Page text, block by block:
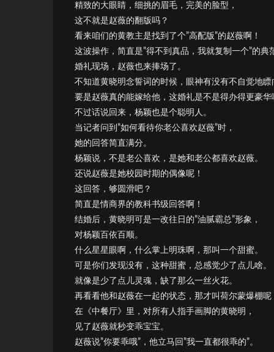
精致的大眼睛，细挑的眉毛，完美的脸型，
这不就是赵薇的翻版吗？
看来咱们的黄教主是找到了个”高配版”的赵薇啊！
这波操作，简直是”得不到真品，我就复制一个”的典
婚礼现场，赵薇也来捧场了。
不知道黄晓明念誓词的时候，眼神有没有不自觉地瞟
要是赵薇真的能嫁给他，这婚礼是不是得办得更豪华
不过话说回来，杨颖也是个聪明人。
当记者问到”如何看待你老公喜欢赵薇”时，
她的回答简直满分。
杨颖说，不是老公喜欢，是她和老公都喜欢赵薇。
还说赵薇是她校园时期的偶像呢！
这回答，够圆滑吧？
简直是情商界的教科书级回答啊！
结婚后，黄晓明可是一改往日的”油腻霸总”形象，
对杨颖百依百顺。
什么星星眼啊，什么掌上明珠啊，那叫一个甜蜜。
可是你们发现没有，这种甜蜜，总感觉少了点儿啥。
就像是少了点儿灵魂，缺了那么一丝火花。
再看看他和赵薇在一起的状态，那才叫荷尔蒙爆棚呢
在《中餐厅》里，对所有人指手画脚的黄晓明，
见了赵薇就秒变乖宝宝。
赵薇说”你要乖哦”，他立马回”我一直都很乖的”。